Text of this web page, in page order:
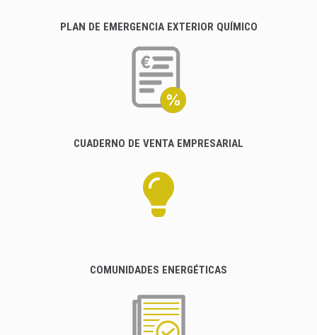
PLAN DE EMERGENCIA EXTERIOR QUÍMICO
CUADERNO DE VENTA EMPRESARIAL
COMUNIDADES ENERGÉTICAS